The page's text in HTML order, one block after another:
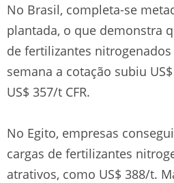
No Brasil, completa-se
plantada, o que demonstra
de fertilizantes
semana a cotação subiu
US$ 357/t CFR.
No Egito, empresas
cargas de fertilizantes
atrativos, como US$ 388/t.